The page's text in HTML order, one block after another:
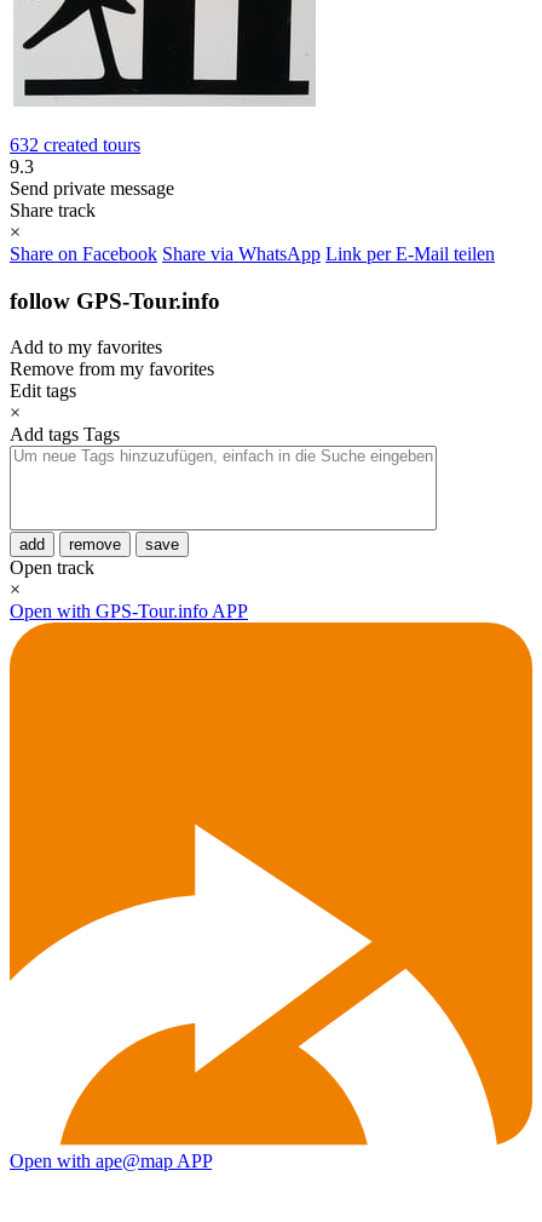
632 created tours
9.3
Send private message
Share track
×
Share on Facebook Share via WhatsApp Link per E-Mail teilen
follow GPS-Tour.info
Add to my favorites
Remove from my favorites
Edit tags
×
Add tags Tags
add remove save
Open track
×
Open with GPS-Tour.info APP
Open with ape@map APP